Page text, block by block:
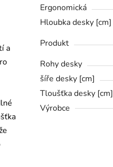
a
Ergonomická
Hloubka desky [cm]
Produkt
Rohy desky
šíře desky [cm]
Tloušťka desky [cm]
Výrobce